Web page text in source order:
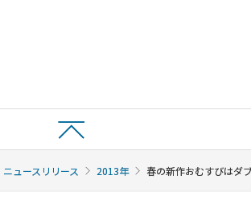
ニュースリリース 2013年 春の新作おむすびはダ